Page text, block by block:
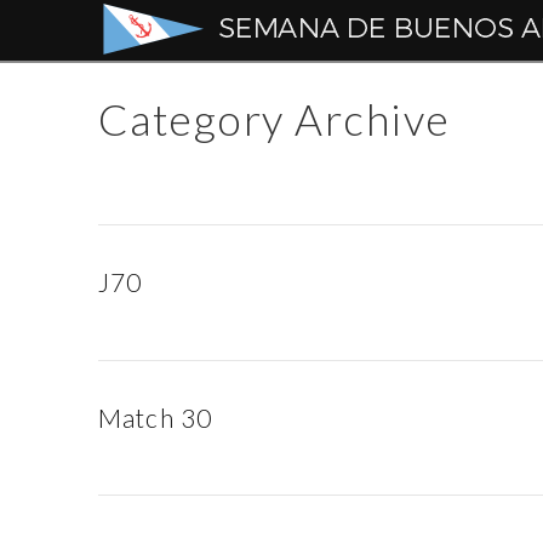
Semana
de
Aires
Category Archive
J70
Match 30